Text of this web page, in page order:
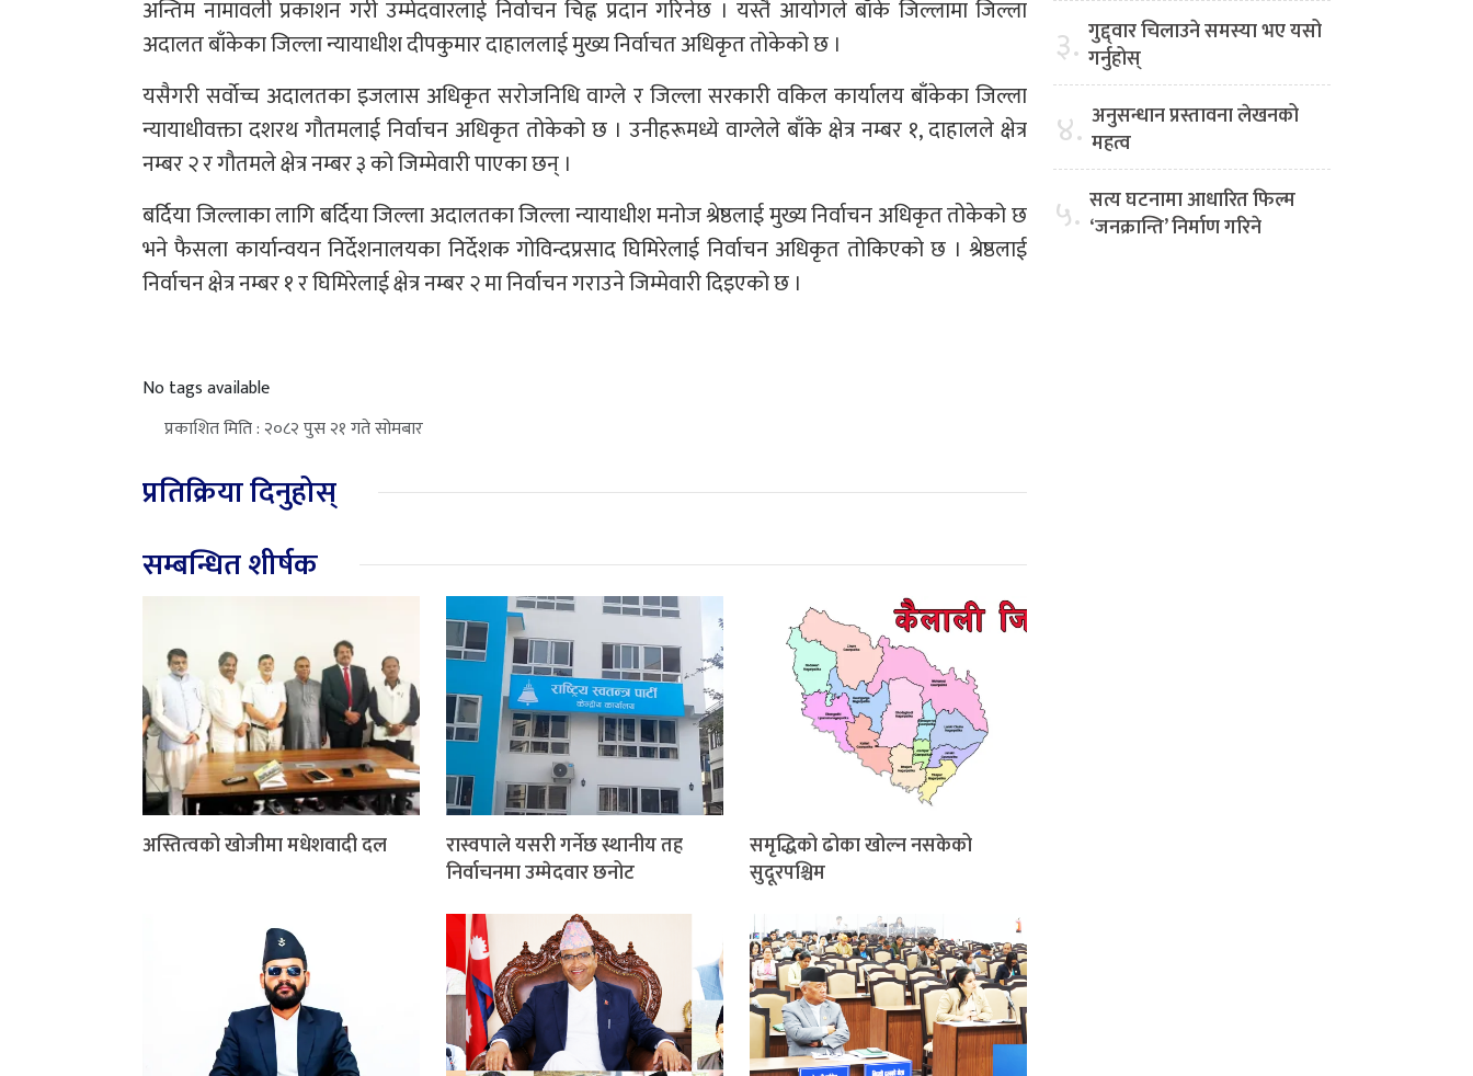
अन्तिम नामावली प्रकाशन गरी उम्मेदवारलाई निर्वाचन चिह्न प्रदान गरिनेछ । यस्तै आयोगले बाँके जिल्लामा जिल्ला
अदालत बाँकेका जिल्ला न्यायाधीश दीपकुमार दाहाललाई मुख्य निर्वाचत अधिकृत तोकेको छ ।
यसैगरी सर्वाेच्च अदालतका इजलास अधिकृत सरोजनिधि वाग्ले र जिल्ला सरकारी वकिल कार्यालय बाँकेका जिल्ला
न्यायाधीवक्ता दशरथ गौतमलाई निर्वाचन अधिकृत तोकेको छ । उनीहरूमध्ये वाग्लेले बाँके क्षेत्र नम्बर १, दाहालले क्षेत्र
नम्बर २ र गौतमले क्षेत्र नम्बर ३ को जिम्मेवारी पाएका छन् ।
बर्दिया जिल्लाका लागि बर्दिया जिल्ला अदालतका जिल्ला न्यायाधीश मनोज श्रेष्ठलाई मुख्य निर्वाचन अधिकृत तोकेको छ
भने फैसला कार्यान्वयन निर्देशनालयका निर्देशक गोविन्दप्रसाद घिमिरेलाई निर्वाचन अधिकृत तोकिएको छ । श्रेष्ठलाई
निर्वाचन क्षेत्र नम्बर १ र घिमिरेलाई क्षेत्र नम्बर २ मा निर्वाचन गराउने जिम्मेवारी दिइएको छ ।
No tags available
प्रकाशित मिति : २०८२ पुस २१ गते सोमबार
प्रतिक्रिया दिनुहोस्
सम्बन्धित शीर्षक
अस्तित्वको खोजीमा मधेशवादी दल
रास्वपाले यसरी गर्नेछ स्थानीय तह
निर्वाचनमा उम्मेदवार छनोट
समृद्धिको ढोका खोल्न नसकेको
सुदूरपश्चिम
३. गुद्द्वार चिलाउने समस्या भए यसो
गर्नुहोस्
४. अनुसन्धान प्रस्तावना लेखनको
महत्व
५. सत्य घटनामा आधारित फिल्म
‘जनक्रान्ति’ निर्माण गरिने